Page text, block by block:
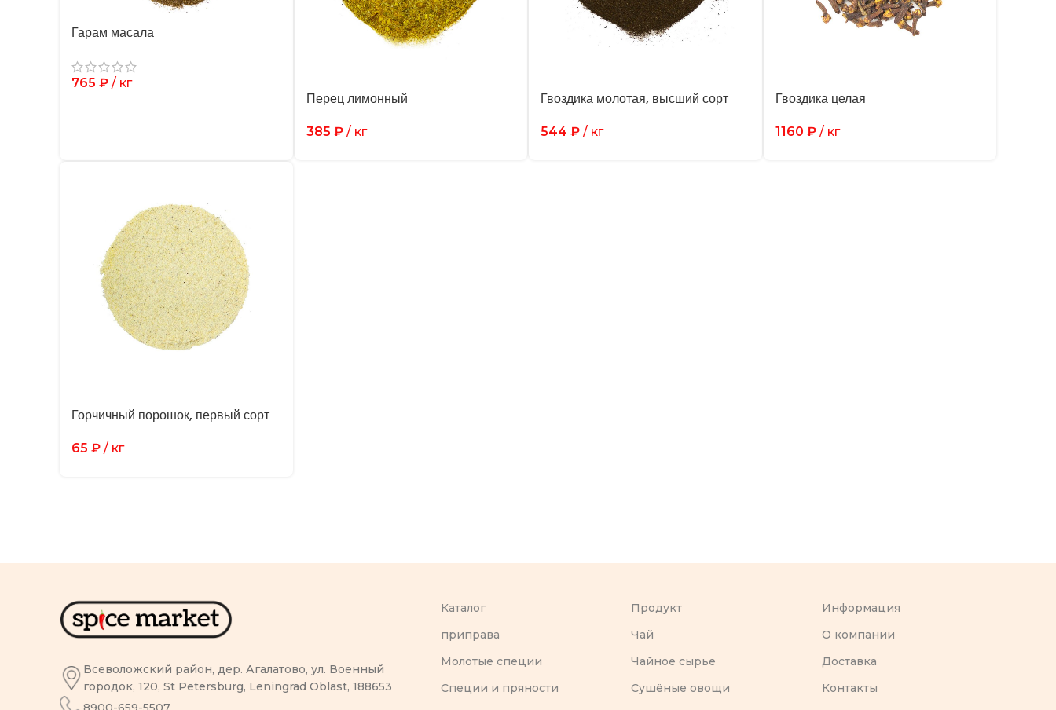
Гарам масала
765 ₽ / кг
Перец лимонный
385 ₽/ кг
Гвоздика молотая, высший сорт
544 ₽ / кг
Гвоздика целая
1160 ₽/ кг
Горчичный порошок, первый сорт
65 ₽ / кг
Всеволожский район, дер. Агалатово, ул. Военный
городок, 120, St Petersburg, Leningrad Oblast, 188653
Каталог
приправа
Молотые специи
Специи и пряности
Продукт
Чай
Чайное сырье
Сушёные овощи
Информация
O компании
Доставка
Контакты